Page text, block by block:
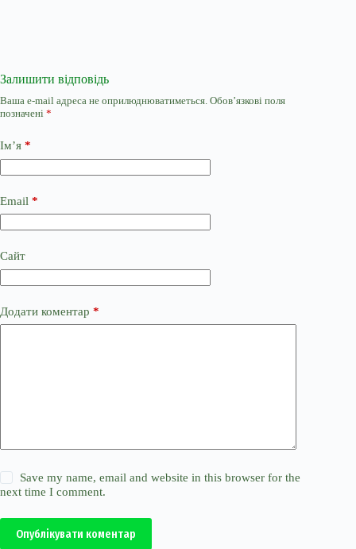
Залишити відповідь
Ваша e-mail адреса не оприлюднюватиметься. Обов’язкові поля
позначені *
Ім’я *
Email *
Сайт
Додати коментар *
Save my name, email and website in this browser for the
next time I comment.
Опублікувати коментар